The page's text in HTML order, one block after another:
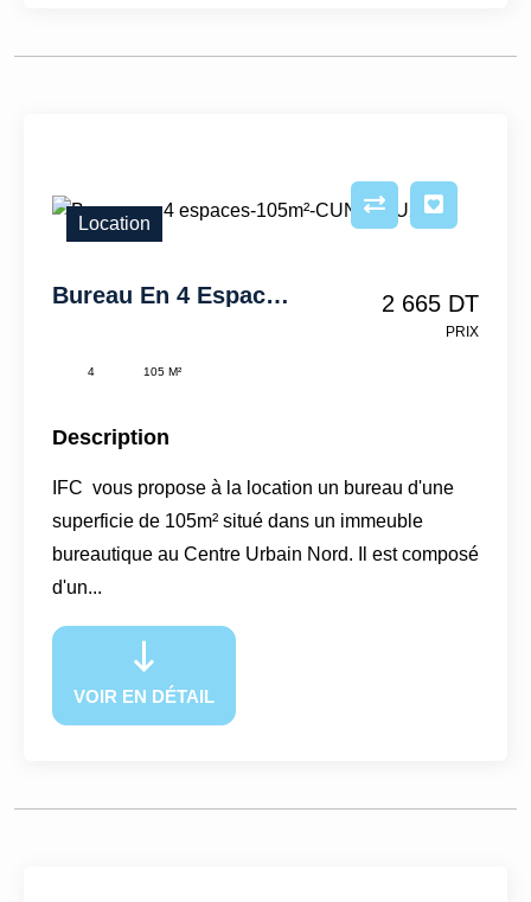
Location
Bureau En 4 Espaces-105m²-CUN-IFCU220 2 665 DT
PRIX
4 105 M²
Description
IFC vous propose à la location un bureau d'une
superficie de 105m² situé dans un immeuble
bureautique au Centre Urbain Nord. Il est composé
d'un...
VOIR EN DÉTAIL